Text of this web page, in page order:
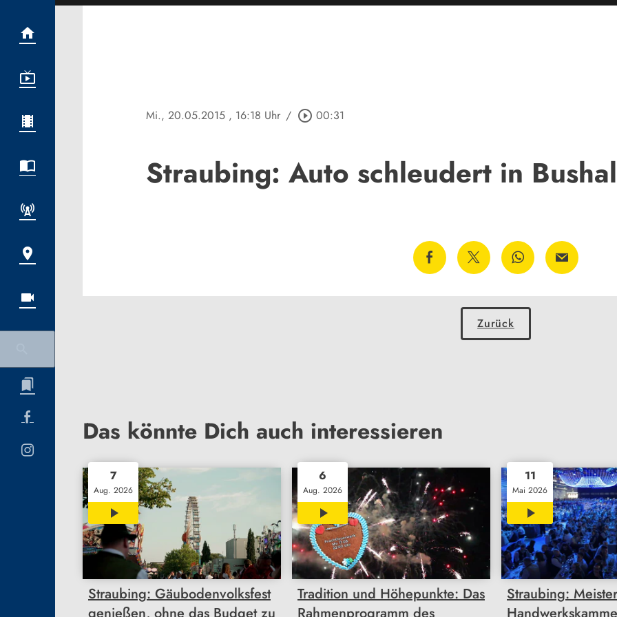
Mi., 20.05.2015 , 16:18 Uhr / play_circle_outline 00:31
Straubing: Auto schleudert in
Zurück
Das könnte Dich auch interessieren
7
Aug. 2026
03:32
Straubing: Gäubodenvolksfest
genießen, ohne das Budget zu
6
Aug. 2026
03:12
Tradition und Höhepunkte: Das
Rahmenprogramm des
11
Mai 2026
05:05
Straubing: